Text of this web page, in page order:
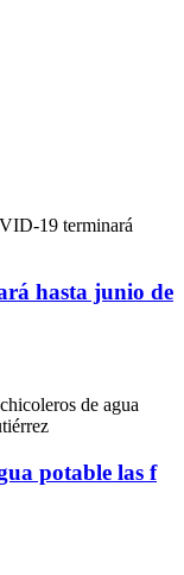
hasta junio de
potable las f